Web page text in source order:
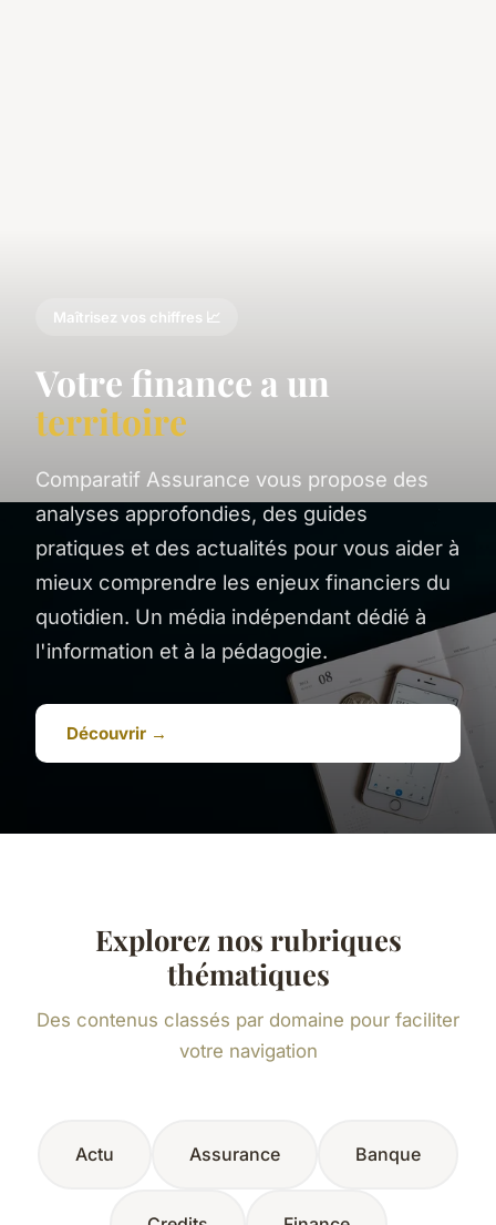
Maîtrisez vos chiffres 📈
Votre finance a un
territoire
Comparatif Assurance vous propose des
analyses approfondies, des guides
pratiques et des actualités pour vous aider à
mieux comprendre les enjeux financiers du
quotidien. Un média indépendant dédié à
l'information et à la pédagogie.
Découvrir →
Explorez nos rubriques
thématiques
Des contenus classés par domaine pour faciliter
votre navigation
Actu Assurance Banque